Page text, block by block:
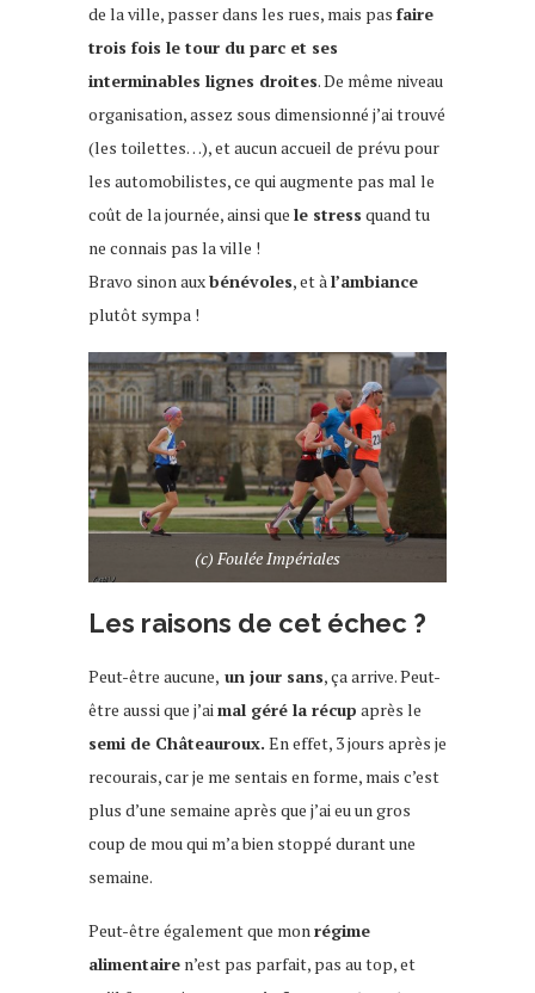
de la ville, passer dans les rues, mais pas faire
trois fois le tour du parc et ses
interminables lignes droites. De même niveau
organisation, assez sous dimensionné j’ai trouvé
(les toilettes…), et aucun accueil de prévu pour
les automobilistes, ce qui augmente pas mal le
coût de la journée, ainsi que le stress quand tu
ne connais pas la ville !
Bravo sinon auxbénévoles, et à l’ambiance
plutôt sympa !
(c) Foulée Impériales
Les raisons de cet échec ?
Peut-être aucune, un jour sans, ça arrive. Peut-
être aussi que j’ai mal géré la récup après le
semi de Châteauroux. En effet, 3 jours après je
recourais, car je me sentais en forme, mais c’est
plus d’une semaine après que j’ai eu un gros
coup de mou qui m’a bien stoppé durant une
semaine.
Peut-être également que mon régime
alimentaire n’est pas parfait, pas au top, et